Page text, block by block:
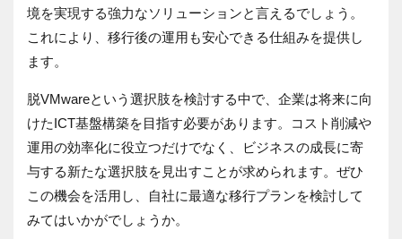
境を実現する強力なソリューションと言えるでしょう。
これにより、移行後の運用も安心できる仕組みを提供し
ます。
脱VMwareという選択肢を検討する中で、企業は将来に向
けたICT基盤構築を目指す必要があります。コスト削減や
運用の効率化に役立つだけでなく、ビジネスの成長に寄
与する新たな選択肢を見出すことが求められます。ぜひ
この機会を活用し、自社に最適な移行プランを検討して
みてはいかがでしょうか。